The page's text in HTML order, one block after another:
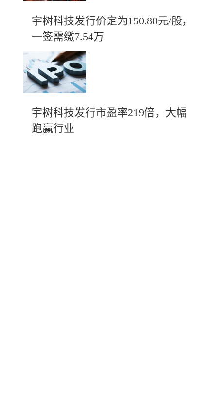
宇树科技发行价定为150.80元/股，
一签需缴7.54万
宇树科技发行市盈率219倍，大幅
跑赢行业